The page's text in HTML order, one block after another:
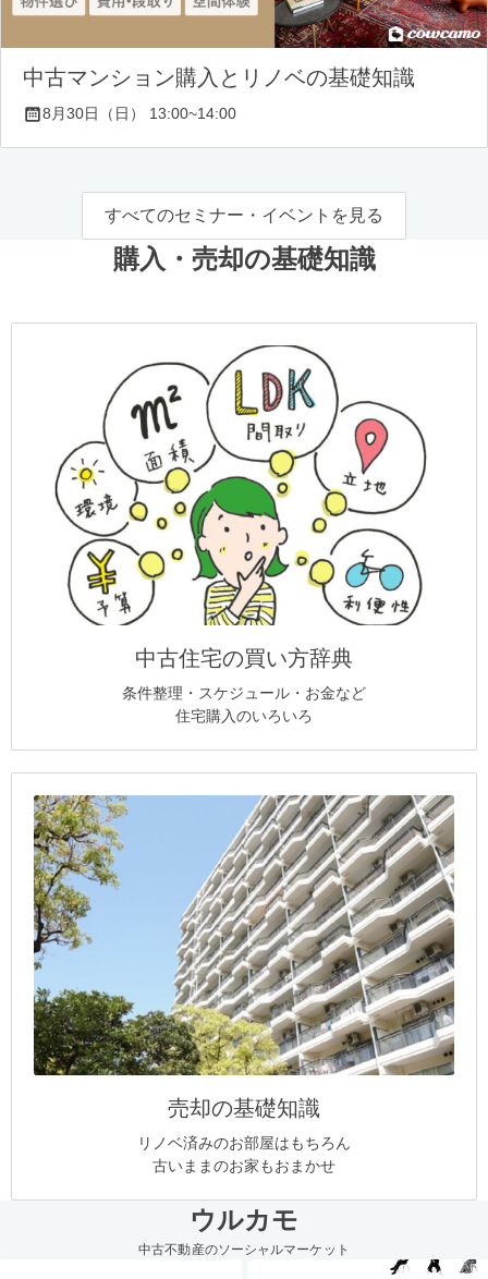
中古マンション購入とリノベの基礎知識
8月30日（日） 13:00~14:00
すべてのセミナー・イベントを見る
購入・売却の基礎知識
中古住宅の買い方辞典
条件整理・スケジュール・お金など
住宅購入のいろいろ
売却の基礎知識
リノベ済みのお部屋はもちろん
古いままのお家もおまかせ
ウルカモ
中古不動産のソーシャルマーケット